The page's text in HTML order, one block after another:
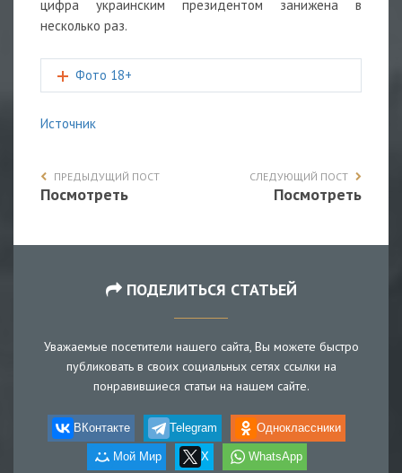
цифра украинским президентом занижена в
несколько раз.
Фото 18+
Источник
ПРЕДЫДУЩИЙ ПОСТ
Посмотреть
СЛЕДУЮЩИЙ ПОСТ
Посмотреть
ПОДЕЛИТЬСЯ СТАТЬЕЙ
Уважаемые посетители нашего сайта, Вы можете быстро
публиковать в своих социальных сетях ссылки на
понравившиеся статьи на нашем сайте.
ВКонтакте Telegram Одноклассники
Мой Мир X WhatsApp